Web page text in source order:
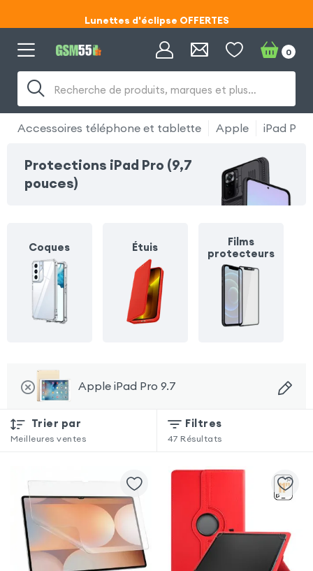
Code ECLIPSE55
Code ECLIPSE55
Recherche de produits, marques et plus…
0
Accessoires téléphone et tablette Apple iPad Pro
Protections iPad Pro (9,7
pouces)
Coques Étuis
Films
protecteurs
Apple iPad Pro 9.7
Trier par
Meilleures ventes
Filtres
47 Résultats